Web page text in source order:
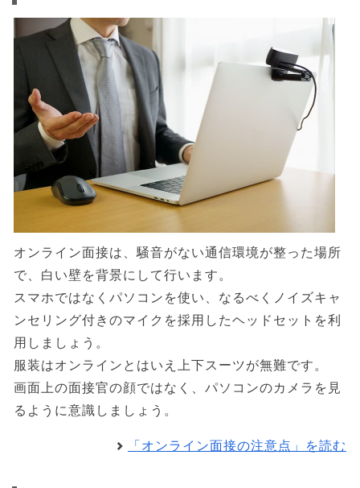
オンライン面接は、騒音がない通信環境が整った場所
で、白い壁を背景にして行います。
スマホではなくパソコンを使い、なるべくノイズキャ
ンセリング付きのマイクを採用したヘッドセットを利
用しましょう。
服装はオンラインとはいえ上下スーツが無難です。
画面上の面接官の顔ではなく、パソコンのカメラを見
るように意識しましょう。
「オンライン面接の注意点」を読む